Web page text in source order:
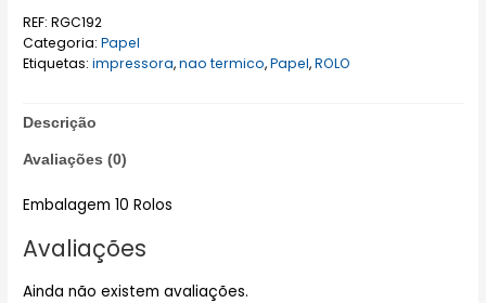
REF:RGC192
Categoria:Papel
Etiquetas:impressora,nao termico,Papel,ROLO
Descrição
Avaliações (0)
Embalagem 10 Rolos
Avaliações
Ainda não existem avaliações.